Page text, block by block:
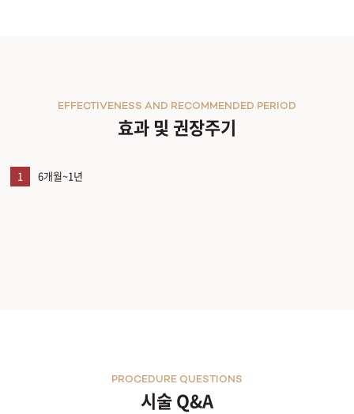
효과 및 권장주기
EFFECTIVENESS AND RECOMMENDED PERIOD
1 6개월~1년
시술 Q&A
PROCEDURE QUESTIONS